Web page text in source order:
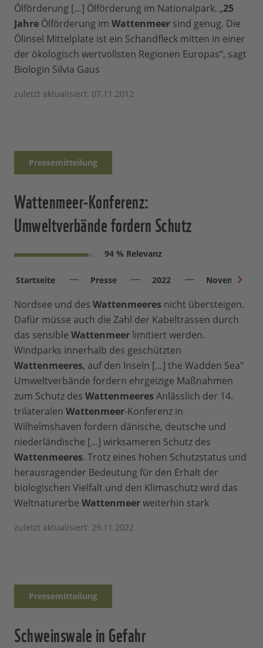
Ölförderung […] Ölförderung im Nationalpark. „25
Jahre Ölförderung im Wattenmeer sind genug. Die
Ölinsel Mittelplate ist ein Schandfleck mitten in einer
der ökologisch wertvollsten Regionen Europas“, sagt
Biologin Silvia Gaus
zuletzt aktualisiert: 07.11.2012
Pressemitteilung
Wattenmeer-Konferenz:
Umweltverbände fordern Schutz
94 % Relevanz
Startseite Presse 2022 November
Nordsee und des Wattenmeeres nicht übersteigen.
Dafür müsse auch die Zahl der Kabeltrassen durch
das sensible Wattenmeer limitiert werden.
Windparks innerhalb des geschützten
Wattenmeeres, auf den Inseln […] the Wadden Sea"
Umweltverbände fordern ehrgeizige Maßnahmen
zum Schutz des Wattenmeeres Anlässlich der 14.
trilateralen Wattenmeer-Konferenz in
Wilhelmshaven fordern dänische, deutsche und
niederländische […] wirksameren Schutz des
Wattenmeeres. Trotz eines hohen Schutzstatus und
herausragender Bedeutung für den Erhalt der
biologischen Vielfalt und den Klimaschutz wird das
Weltnaturerbe Wattenmeerweiterhin stark
zuletzt aktualisiert: 29.11.2022
Pressemitteilung
Schweinswale in Gefahr